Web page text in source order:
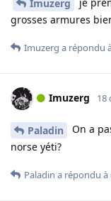
Imuzerg
grosses armures
Imuzerg a répondu
Imuzerg 18
Paladin
On a
norse yéti?
Paladin a répondu à